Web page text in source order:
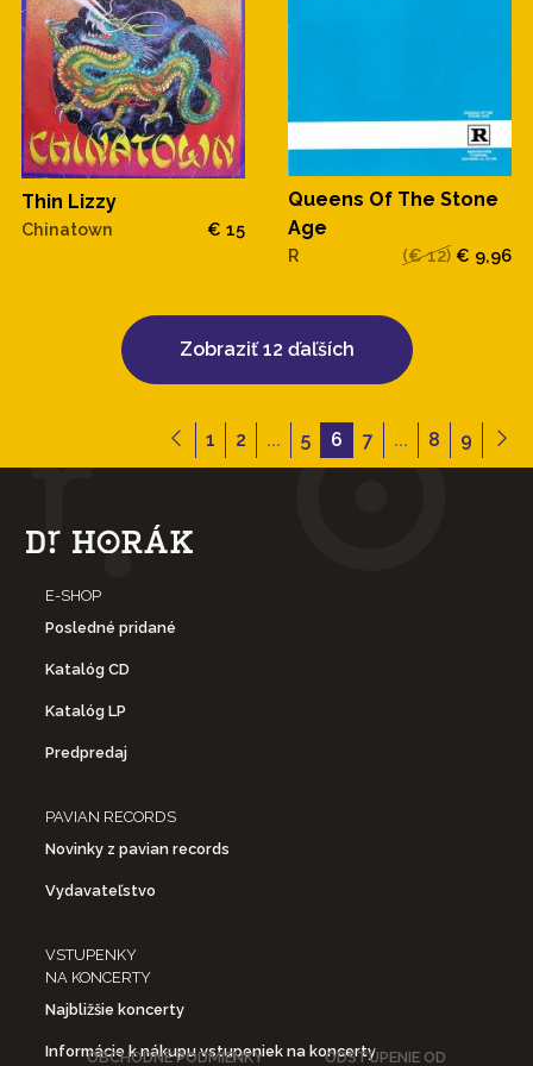
Thin Lizzy
Chinatown € 15
Queens Of The Stone
Age
R (€ 12) € 9,96
Zobraziť 12 ďaľších
1 2 ... 5 6 7 ... 8 9
E-SHOP
Posledné pridané
Katalóg CD
Katalóg LP
Predpredaj
PAVIAN RECORDS
Novinky z pavian records
Vydavateľstvo
VSTUPENKY
NA KONCERTY
Najbližšie koncerty
Informácie k nákupu vstupeniek na koncerty
OBCHODNÉ PODMIENKY ODSTÚPENIE OD